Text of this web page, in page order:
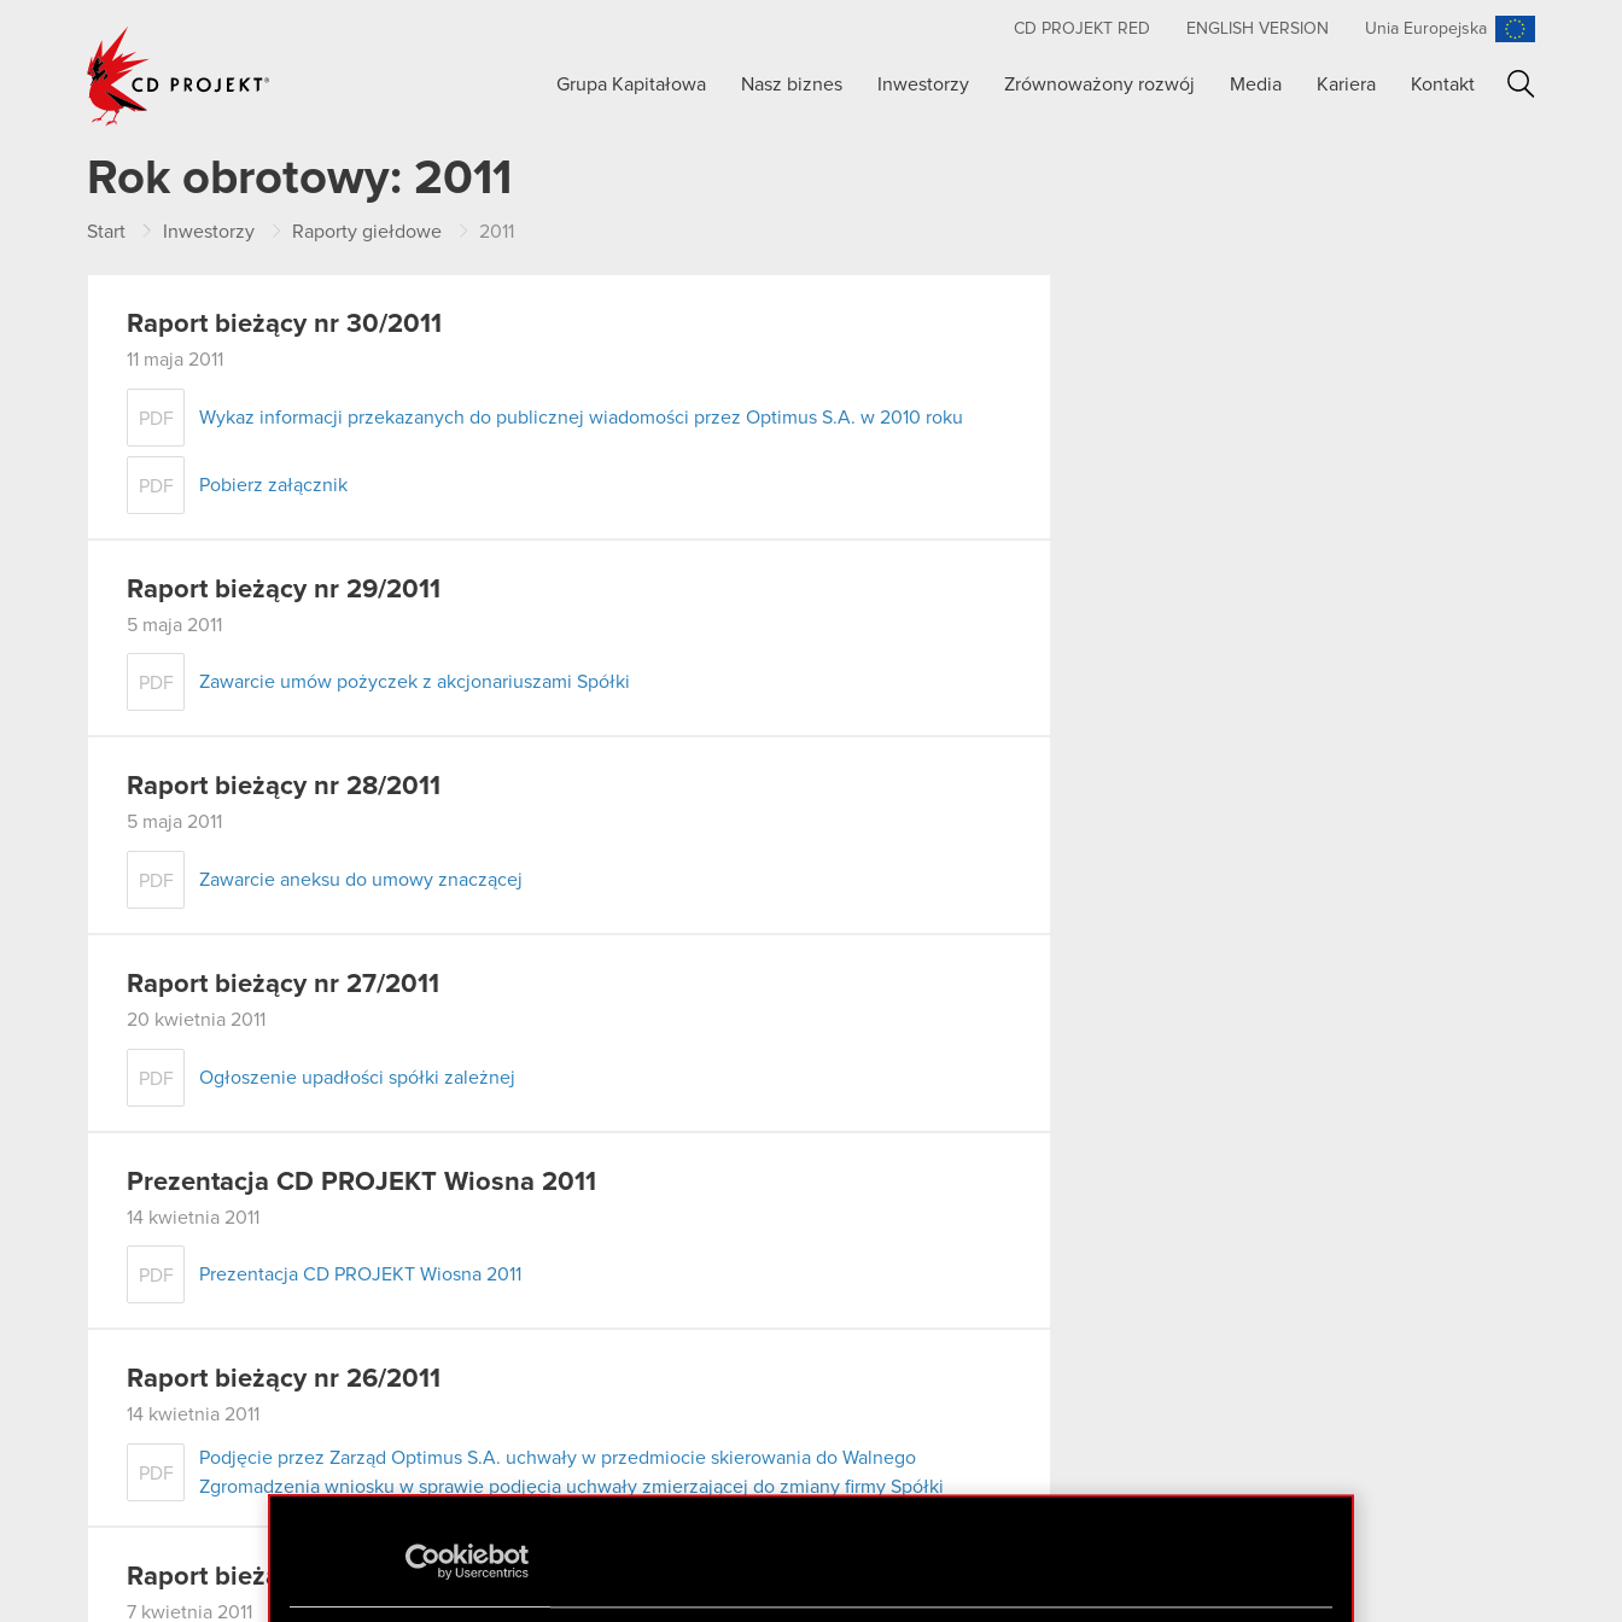
CD PROJEKT RED ENGLISH VERSION Unia Europejska
Grupa Kapitałowa Nasz biznes Inwestorzy Zrównoważony rozwój Media Kariera Kontakt
Rok obrotowy: 2011
Start Inwestorzy Raporty giełdowe 2011
Raport bieżący nr 30/2011
11 maja 2011
PDF Wykaz informacji przekazanych do publicznej wiadomości przez Optimus S.A. w 2010 roku
PDF Pobierz załącznik
Raport bieżący nr 29/2011
5 maja 2011
PDF Zawarcie umów pożyczek z akcjonariuszami Spółki
Raport bieżący nr 28/2011
5 maja 2011
PDF Zawarcie aneksu do umowy znaczącej
Raport bieżący nr 27/2011
20 kwietnia 2011
PDF Ogłoszenie upadłości spółki zależnej
Prezentacja CD PROJEKT Wiosna 2011
14 kwietnia 2011
PDF Prezentacja CD PROJEKT Wiosna 2011
Raport bieżący nr 26/2011
14 kwietnia 2011
PDF
Podjęcie przez Zarząd Optimus S.A. uchwały w przedmiocie skierowania do Walnego
Zgromadzenia wniosku w sprawie podjęcia uchwały zmierzającej do zmiany firmy Spółki
Raport bieżący nr 5/2011 – korekta
7 kwietnia 2011